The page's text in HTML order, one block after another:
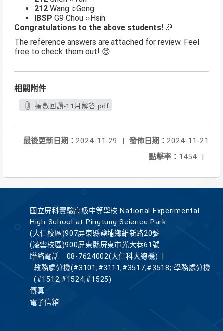
212 Wang ○Geng
IBSP G9 Chou ○Hsin
Congratulations to the above students! 🎉
The reference answers are attached for review. Feel
free to check them out! 😊
相關附件
揍數回讚-11月解答.pdf
發佈日期： 2024-11-21
最後更新日期： 2024-11-29
|
點擊率： 1454 |
國立屏科實驗高級中等學校 National Experimental
High School at Pingtung Science Park
(大仁校區)907屏東縣鹽埔鄉維新路20號
(凌雲校區)900屏東縣屏東市光大巷61號
聯絡電話
08-7624002(大仁科大總機)
教務處分機(#3101,#3111,#3517,#3518; 學務處分機
(#1512,#1524,#1525)
傳真
電子信箱